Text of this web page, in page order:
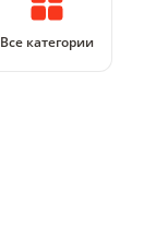
0товаров
Все категории